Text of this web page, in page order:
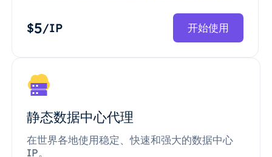
$5/IP 开始使用
静态数据中心代理
在世界各地使用稳定、快速和强大的数据中心
IP。